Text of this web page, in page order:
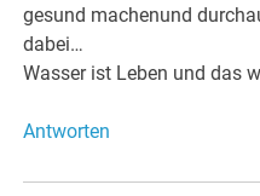
gesund machenund
dabei…
Wasser ist Leben und das
Antworten